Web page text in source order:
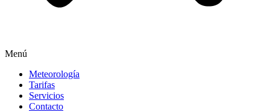
Menú
Meteorología
Tarifas
Servicios
Contacto